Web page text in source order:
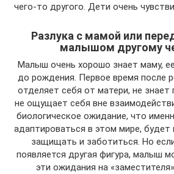
чего-то другого. Дети очень
Разлука с мамой или
малышом другому
Малыш очень хорошо знает маму,
до рождения. Первое время после
отделяет себя от матери, не знает
не ощущает себя вне
биологическое ожидание, что
адаптироваться в этом мире, будет
защищать и заботиться. Но
появляется другая фигура, малыш
эти ожидания на